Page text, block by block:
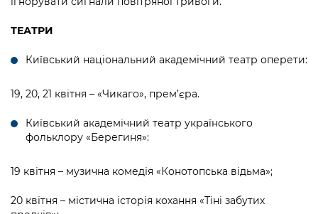
Підприємства, установи, організації
Kyiv International Relations
Річні звіти
Гендерна політика
Безбар'єрність
Важливе під час воєнного стану
Уряд» – місцевий рівень»
ТЕАТРИ
Київський національний академічний театр оперети:
19, 20, 21 квітня – «Чикаго», прем’єра.
Київський академічний театр українського
фольклору «Берегиня»:
19 квітня – музична комедія «Конотопська відьма»;
20 квітня – містична історія кохання «Тіні забутих